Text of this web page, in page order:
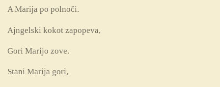
A Marija po polnoči.
Ajngelski kokot zapopeva,
Gori Marijo zove.
Stani Marija gori,